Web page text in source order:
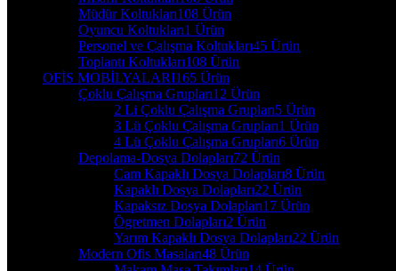
Müdür Koltukları108 Ürün
Oyuncu Koltukları1 Ürün
Personel ve Çalışma Koltukları45 Ürün
Toplantı Koltukları108 Ürün
OFİS MOBİLYALARI165 Ürün
Çoklu Çalışma Grupları12 Ürün
2 Li Çoklu Çalışma Grupları5 Ürün
3 Lü Çoklu Çalışma Grupları1 Ürün
4 Lü Çoklu Çalışma Grupları6 Ürün
Depolama-Dosya Dolapları72 Ürün
Cam Kapaklı Dosya Dolapları8 Ürün
Kapaklı Dosya Dolapları22 Ürün
Kapaksız Dosya Dolapları17 Ürün
Ögretmen Dolapları2 Ürün
Yarım Kapaklı Dosya Dolapları22 Ürün
Modern Ofis Masaları48 Ürün